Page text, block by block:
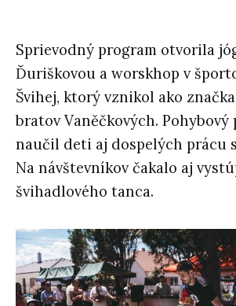
Sprievodný program otvorila
Ďuriškovou a worskhop v
Švihej, ktorý vznikol ako
bratov Vaněčkových. Pohybový
naučil deti aj dospelých prácu
Na návštevníkov čakalo aj
švihadlového tanca.